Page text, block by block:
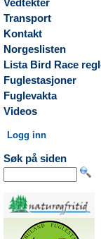
Vedtekter
Transport
Kontakt
Norgeslisten
Lista Bird Race
Fuglestasjoner
Fuglevakta
Videos
Logg inn
Søk på siden